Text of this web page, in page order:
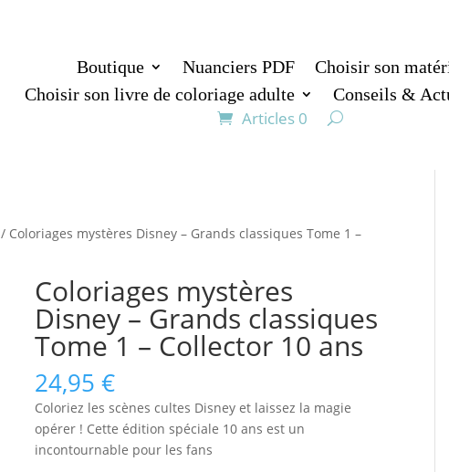
Boutique Nuanciers PDF
Choisir son
Choisir son livre de coloriage adulte
Conseils &
Articles 0
/ Coloriages mystères Disney – Grands classiques Tome 1 –
Coloriages mystères
Disney – Grands classiques
Tome 1 – Collector 10 ans
24,95€
Coloriez les scènes cultes Disney et laissez la magie
opérer ! Cette édition spéciale 10 ans est un
incontournable pour les fans